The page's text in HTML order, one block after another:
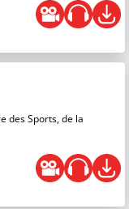
des Sports, de la